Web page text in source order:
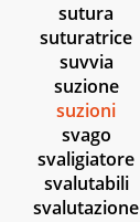
sutura
suturatrice
suvvia
suzione
suzioni
svago
svaligiatore
svalutabili
svalutazione